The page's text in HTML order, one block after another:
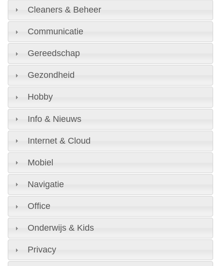
Cleaners & Beheer
Communicatie
Gereedschap
Gezondheid
Hobby
Info & Nieuws
Internet & Cloud
Mobiel
Navigatie
Office
Onderwijs & Kids
Privacy